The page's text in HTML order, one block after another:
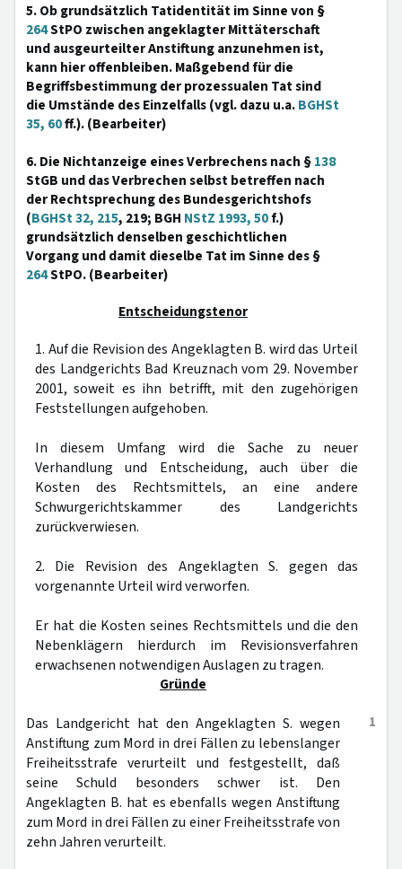
5. Ob grundsätzlich Tatidentität im Sinne von §
264StPO zwischen angeklagter Mittäterschaft
und ausgeurteilter Anstiftung anzunehmen ist,
kann hier offenbleiben. Maßgebend für die
Begriffsbestimmung der prozessualen Tat sind
die Umstände des Einzelfalls (vgl. dazu u.a.BGHSt
35, 60ff.). (Bearbeiter)
6. Die Nichtanzeige eines Verbrechens nach §138
StGB und das Verbrechen selbst betreffen nach
der Rechtsprechung des Bundesgerichtshofs
(BGHSt 32, 215, 219; BGH NStZ 1993, 50f.)
grundsätzlich denselben geschichtlichen
Vorgang und damit dieselbe Tat im Sinne des §
264StPO. (Bearbeiter)
Entscheidungstenor
1. Auf die Revision des Angeklagten B. wird das Urteil
des Landgerichts Bad Kreuznach vom 29. November
2001, soweit es ihn betrifft, mit den zugehörigen
Feststellungen aufgehoben.
In diesem Umfang wird die Sache zu neuer
Verhandlung und Entscheidung, auch über die
Kosten des Rechtsmittels, an eine andere
Schwurgerichtskammer des Landgerichts
zurückverwiesen.
2. Die Revision des Angeklagten S. gegen das
vorgenannte Urteil wird verworfen.
Er hat die Kosten seines Rechtsmittels und die den
Nebenklägern hierdurch im Revisionsverfahren
erwachsenen notwendigen Auslagen zu tragen.
Gründe
1
Das Landgericht hat den Angeklagten S. wegen
Anstiftung zum Mord in drei Fällen zu lebenslanger
Freiheitsstrafe verurteilt und festgestellt, daß
seine Schuld besonders schwer ist. Den
Angeklagten B. hat es ebenfalls wegen Anstiftung
zum Mord in drei Fällen zu einer Freiheitsstrafe von
zehn Jahren verurteilt.